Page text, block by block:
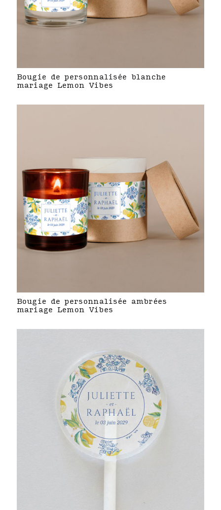
Bougie de personnalisée blanche
mariage Lemon Vibes
Bougie de personnalisée ambrées
mariage Lemon Vibes